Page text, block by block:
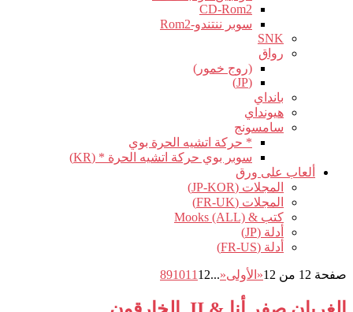
CD-Rom2
سوبر ننتندو-Rom2
SNK
رواق
(روج خمور)
(JP)
بانداي
هيونداي
سامسونج
* حركة اتشيه الحرة بوي
سوبر بوي حركة اتشيه الحرة * (KR)
ألعاب على ورق
المجلات (JP-KOR)
المجلات (FR-UK)
كتب & Mooks (ALL)
أدلة (JP)
أدلة (FR-US)
صفحة 12 من 12 «الأولى«
...
891011 12